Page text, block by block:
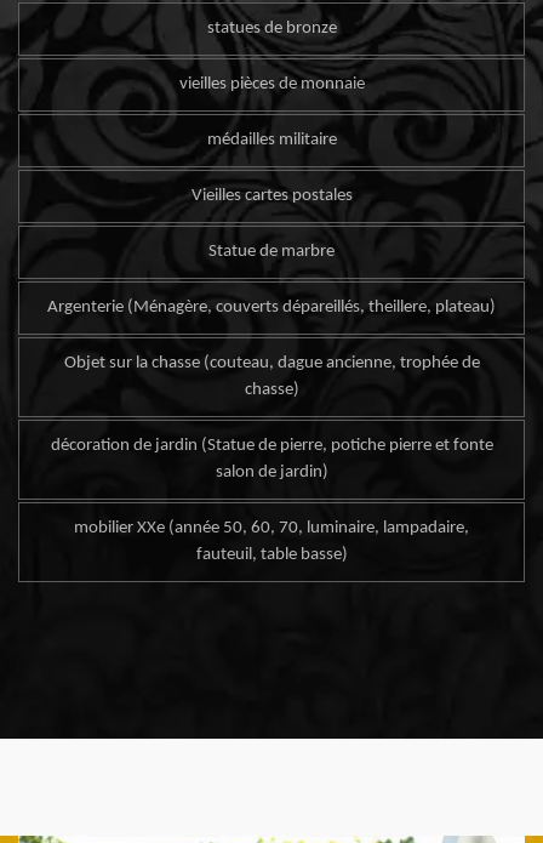
statues de bronze
vieilles pièces de monnaie
médailles militaire
Vieilles cartes postales
Statue de marbre
Argenterie (Ménagère, couverts dépareillés, theillere, plateau)
Objet sur la chasse (couteau, dague ancienne, trophée de
chasse)
décoration de jardin (Statue de pierre, potiche pierre et fonte
salon de jardin)
mobilier XXe (année 50, 60, 70, luminaire, lampadaire,
fauteuil, table basse)